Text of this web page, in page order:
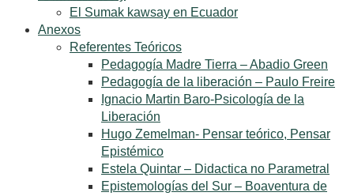
El Sumak kawsay en Ecuador
Anexos
Referentes Teóricos
Pedagogía Madre Tierra – Abadio Green
Pedagogía de la liberación – Paulo Freire
Ignacio Martin Baro-Psicología de la
Liberación
Hugo Zemelman- Pensar teórico, Pensar
Epistémico
Estela Quintar – Didactica no Parametral
Epistemologías del Sur – Boaventura de